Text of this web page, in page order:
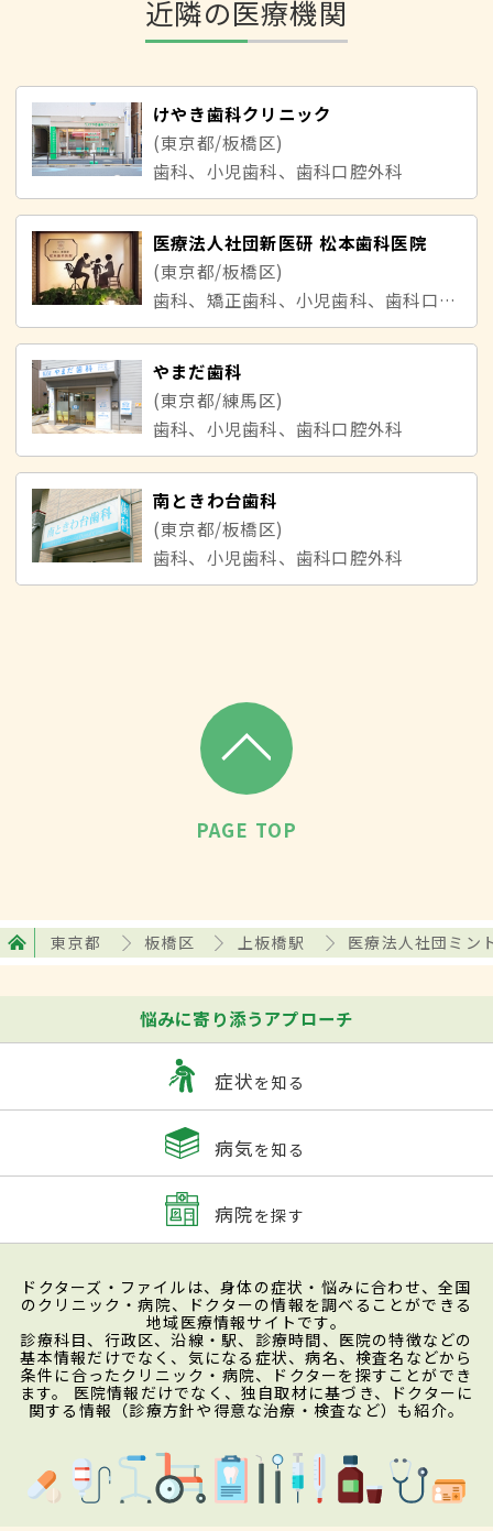
近隣の医療機関
けやき歯科クリニック
(東京都/板橋区)
歯科、小児歯科、歯科口腔外科
医療法人社団新医研 松本歯科医院
(東京都/板橋区)
歯科、矯正歯科、小児歯科、歯科口腔外科
やまだ歯科
(東京都/練馬区)
歯科、小児歯科、歯科口腔外科
南ときわ台歯科
(東京都/板橋区)
歯科、小児歯科、歯科口腔外科
PAGE TOP
東京都 板橋区 上板橋駅 医療法人社団ミ
悩みに寄り添うアプローチ
症状を知る
病気を知る
病院を探す
ドクターズ・ファイルは、身体の症状・悩みに合わせ、全国
のクリニック・病院、ドクターの情報を調べることができる
地域医療情報サイトです。
診療科目、行政区、沿線・駅、診療時間、医院の特徴などの
基本情報だけでなく、気になる症状、病名、検査名などから
条件に合ったクリニック・病院、ドクターを探すことができ
ます。 医院情報だけでなく、独自取材に基づき、ドクターに
関する情報（診療方針や得意な治療・検査など）も紹介。